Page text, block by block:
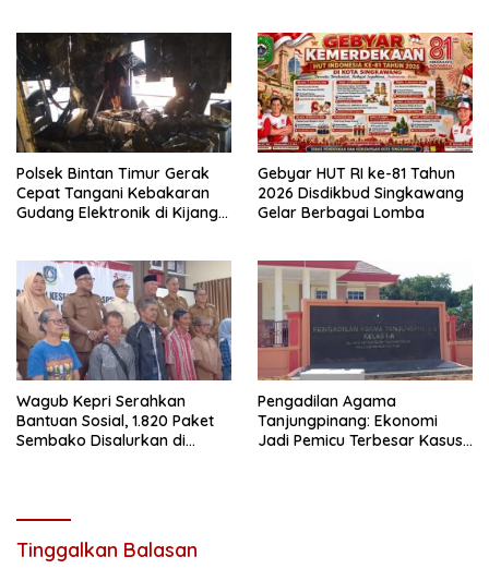
Polsek Bintan Timur Gerak
Cepat Tangani Kebakaran
Gudang Elektronik di Kijang
Gebyar HUT RI ke-81 Tahun
2026 Disdikbud Singkawang
Gelar Berbagai Lomba
Wagub Kepri Serahkan
Bantuan Sosial, 1.820 Paket
Sembako Disalurkan di
Pengadilan Agama
Tanjungpinang: Ekonomi
Jadi Pemicu Terbesar Kasus
Tinggalkan Balasan